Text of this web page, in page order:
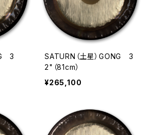
3
SATURN（土星）GONG 3
2"（81cm）
¥265,100